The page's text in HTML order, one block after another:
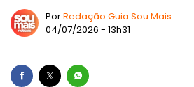
PorRedação Guia Sou Mais
04/07/2026 - 13h31